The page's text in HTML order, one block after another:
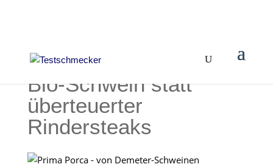
Bio-Schwein statt
überteuerter
Rindersteaks